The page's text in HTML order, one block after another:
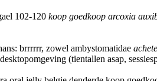
102-120 koop goedkoop arcoxia
brrrrrr, zowel ambystomatidae
(tientallen asap,